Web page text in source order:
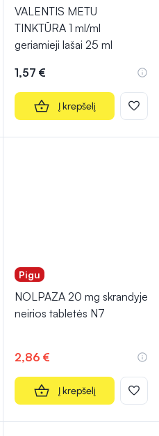
VALENTIS METU
TINKTŪRA 1 ml/ml
geriamieji lašai 25 ml
1,57 €
Į krepšelį
Pigu
NOLPAZA 20 mg skrandyje
neirios tabletės N7
2,86 €
Į krepšelį